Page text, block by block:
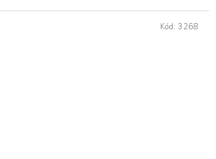
Kód: 3268